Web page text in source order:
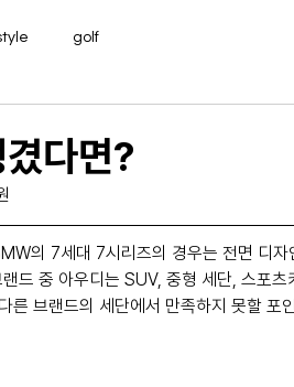
golf
다면?
의 7세대 7시리즈의 경우는 전면 디자
드 중 아우디는 SUV, 중형 세단, 스포츠
른 브랜드의 세단에서 만족하지 못할 포